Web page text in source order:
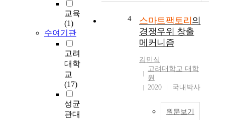
교육
(1)
수여기관
고려
대학
교
(17)
성균
관대
1
4 스마트팩토리 의
경쟁우위 창출
메커니즘
김민식
고려대학교 대학
원
2020
국내박사
원문보기